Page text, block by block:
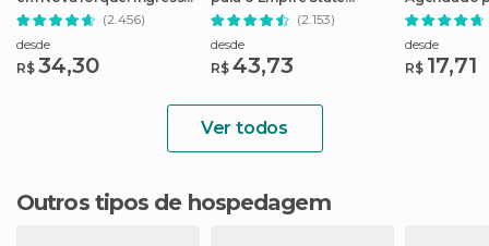
sem Fila
(2.456)
desde
R$ 34,30
Building com Opções
(2.153)
desde
R$ 43,73
Memorial
desde
R$ 17,71
Ver todos
Outros tipos de hospedagem